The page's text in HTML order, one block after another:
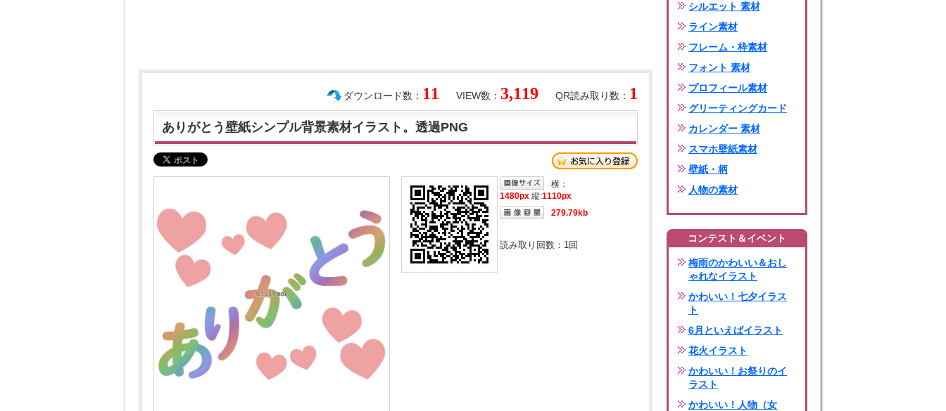
QR読み取り数： 1
VIEW数： 3,119
ダウンロード数： 11
ありがとう壁紙シンプル背景素材イラスト。透過PNG
横：
1480px 縦:1110px
279.79kb
読み取り回数： 1回
シルエット 素材
ライン素材
フレーム・枠素材
フォント 素材
プロフィール素材
グリーティングカード
カレンダー 素材
スマホ壁紙素材
壁紙・柄
人物の素材
コンテスト＆イベント
梅雨のかわいい＆おし
ゃれなイラスト
かわいい！七夕イラス
ト
6月といえばイラスト
花火イラスト
かわいい！お祭りのイ
ラスト
かわいい！人物（女